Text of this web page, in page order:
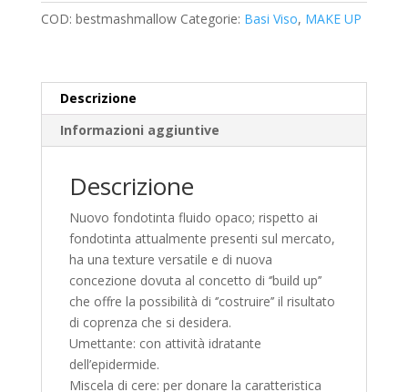
quantità
COD: bestmashmallow Categorie: Basi Viso, MAKE UP
Descrizione
Informazioni aggiuntive
Descrizione
Nuovo fondotinta fluido opaco; rispetto ai
fondotinta attualmente presenti sul mercato,
ha una texture versatile e di nuova
concezione dovuta al concetto di ‘’build up’’
che offre la possibilità di ‘’costruire’’ il risultato
di coprenza che si desidera.
Umettante: con attività idratante
dell’epidermide.
Miscela di cere: per donare la caratteristica